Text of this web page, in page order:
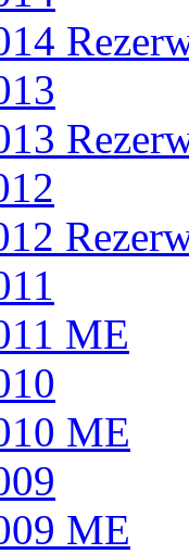
ME
ME
ME